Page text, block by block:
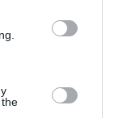
νέα για